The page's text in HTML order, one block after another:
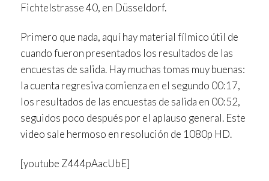
Fichtelstrasse 40, en Düsseldorf.
Primero que nada, aquí hay material fílmico útil de
cuando fueron presentados los resultados de las
encuestas de salida. Hay muchas tomas muy buenas:
la cuenta regresiva comienza en el segundo 00:17,
los resultados de las encuestas de salida en 00:52,
seguidos poco después por el aplauso general. Este
video sale hermoso en resolución de 1080p HD.
[youtube Z444pAacUbE]